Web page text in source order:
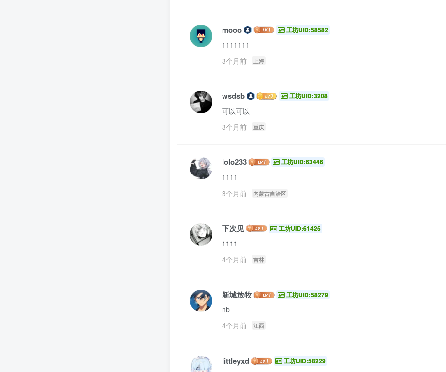
mooo 工坊UID:58582
1111111
3个月前
上海
wsdsb 工坊UID:3208
可以可以
3个月前
重庆
lolo233 工坊UID:63446
1111
3个月前
内蒙古自治区
下次见 工坊UID:61425
1111
4个月前
吉林
新城放牧 工坊UID:58279
nb
4个月前
江西
littleyxd 工坊UID:58229